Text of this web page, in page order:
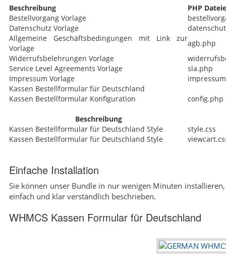
Beschreibung
PHP
Bestellvorgang Vorlage
Datenschutz Vorlage
Allgemeine Geschäftsbedingungen mit Link zur
Vorlage
agb.php
Widerrufsbelehrungen Vorlage
Service Level Agreements Vorlage
sla.php
Impressum Vorlage
Kassen Bestellformular für Deutschland
Kassen Bestellformular Konfiguration
config.php
Beschreibung
Kassen Bestellformular für Deutschland Style
style.css
Kassen Bestellformular für Deutschland Style
Einfache Installation
Sie können unser Bundle in nur wenigen Minuten
einfach und klar verständlich beschrieben.
WHMCS Kassen Formular für Deutschland